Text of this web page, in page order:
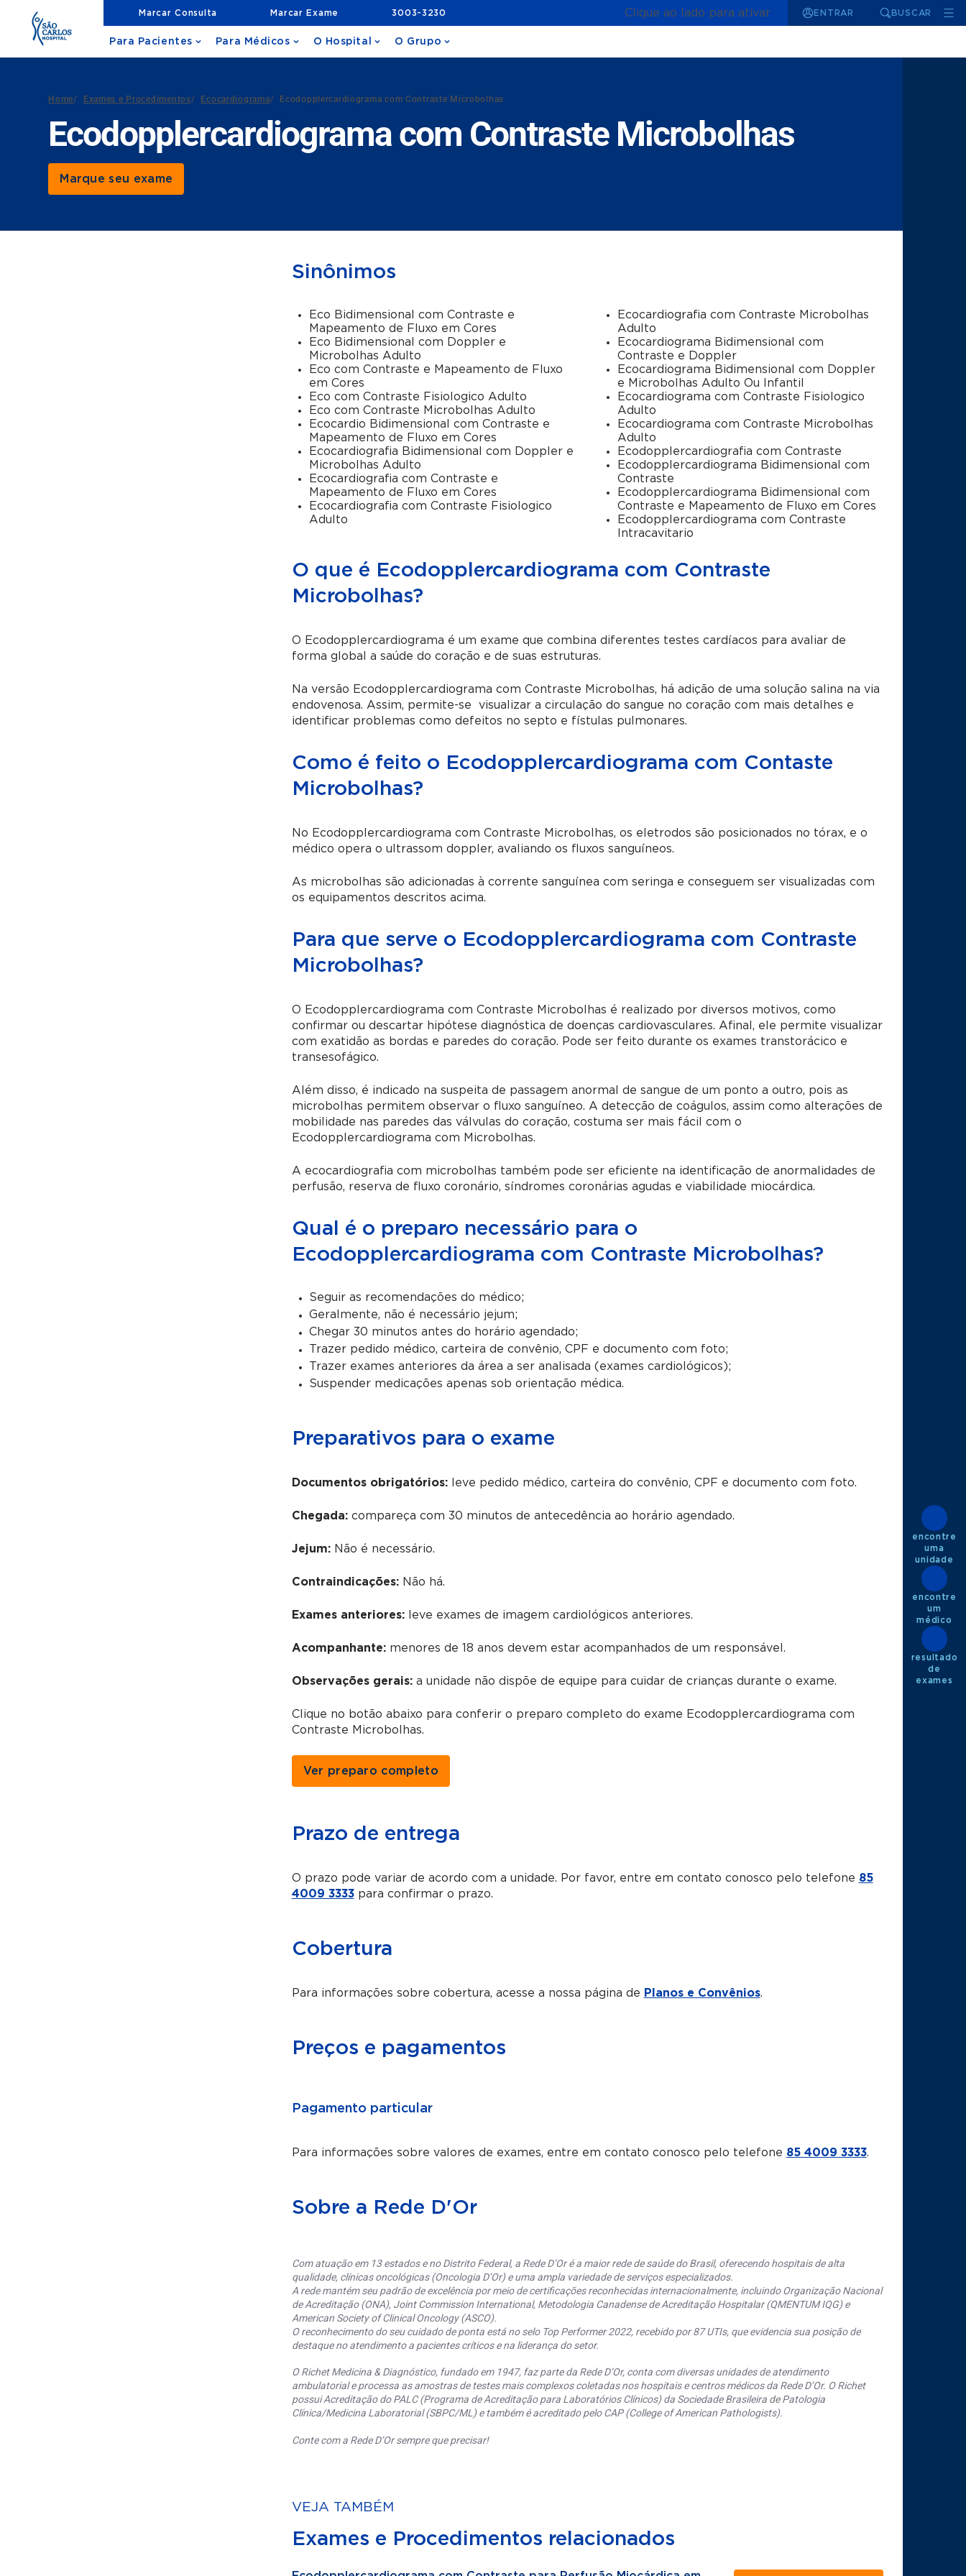
Marcar Consulta Marcar Exame 3003-3230 Clique ao lado para ativar ENTRAR BUSCAR
Para Pacientes Para Médicos O Hospital O Grupo
Home/ Exames e Procedimentos/ Ecocardiograma/ Ecodopplercardiograma com Contraste Microbolhas
Ecodopplercardiograma com Contraste Microbolhas
Marque seu exame
Sinônimos
Eco Bidimensional com Contraste e
Mapeamento de Fluxo em Cores
Eco Bidimensional com Doppler e
Microbolhas Adulto
Eco com Contraste e Mapeamento de Fluxo
em Cores
Eco com Contraste Fisiologico Adulto
Eco com Contraste Microbolhas Adulto
Ecocardio Bidimensional com Contraste e
Mapeamento de Fluxo em Cores
Ecocardiografia Bidimensional com Doppler e
Microbolhas Adulto
Ecocardiografia com Contraste e
Mapeamento de Fluxo em Cores
Ecocardiografia com Contraste Fisiologico
Adulto
Ecocardiografia com Contraste Microbolhas
Adulto
Ecocardiograma Bidimensional com
Contraste e Doppler
Ecocardiograma Bidimensional com Doppler
e Microbolhas Adulto Ou Infantil
Ecocardiograma com Contraste Fisiologico
Adulto
Ecocardiograma com Contraste Microbolhas
Adulto
Ecodopplercardiografia com Contraste
Ecodopplercardiograma Bidimensional com
Contraste
Ecodopplercardiograma Bidimensional com
Contraste e Mapeamento de Fluxo em Cores
Ecodopplercardiograma com Contraste
Intracavitario
O que é Ecodopplercardiograma com Contraste
Microbolhas?
O Ecodopplercardiograma é um exame que combina diferentes testes cardíacos para avaliar de
forma global a saúde do coração e de suas estruturas.
Na versão Ecodopplercardiograma com Contraste Microbolhas, há adição de uma solução salina na via
endovenosa. Assim, permite-se visualizar a circulação do sangue no coração com mais detalhes e
identificar problemas como defeitos no septo e fístulas pulmonares.
Como é feito o Ecodopplercardiograma com Contaste
Microbolhas?
No Ecodopplercardiograma com Contraste Microbolhas, os eletrodos são posicionados no tórax, e o
médico opera o ultrassom doppler, avaliando os fluxos sanguíneos.
As microbolhas são adicionadas à corrente sanguínea com seringa e conseguem ser visualizadas com
os equipamentos descritos acima.
Para que serve o Ecodopplercardiograma com Contraste
Microbolhas?
O Ecodopplercardiograma com Contraste Microbolhas é realizado por diversos motivos, como
confirmar ou descartar hipótese diagnóstica de doenças cardiovasculares. Afinal, ele permite visualizar
com exatidão as bordas e paredes do coração. Pode ser feito durante os exames transtorácico e
transesofágico.
Além disso, é indicado na suspeita de passagem anormal de sangue de um ponto a outro, pois as
microbolhas permitem observar o fluxo sanguíneo. A detecção de coágulos, assim como alterações de
mobilidade nas paredes das válvulas do coração, costuma ser mais fácil com o
Ecodopplercardiograma com Microbolhas.
A ecocardiografia com microbolhas também pode ser eficiente na identificação de anormalidades de
perfusão, reserva de fluxo coronário, síndromes coronárias agudas e viabilidade miocárdica.
Qual é o preparo necessário para o
Ecodopplercardiograma com Contraste Microbolhas?
Seguir as recomendações do médico;
Geralmente, não é necessário jejum;
Chegar 30 minutos antes do horário agendado;
Trazer pedido médico, carteira de convênio, CPF e documento com foto;
Trazer exames anteriores da área a ser analisada (exames cardiológicos);
Suspender medicações apenas sob orientação médica.
Preparativos para o exame
Documentos obrigatórios:leve pedido médico, carteira do convênio, CPF e documento com foto.
Chegada:compareça com 30 minutos de antecedência ao horário agendado.
Jejum:Não é necessário.
Contraindicações:Não há.
Exames anteriores:leve exames de imagem cardiológicos anteriores.
Acompanhante:menores de 18 anos devem estar acompanhados de um responsável.
Observações gerais:a unidade não dispõe de equipe para cuidar de crianças durante o exame.
Clique no botão abaixo para conferir o preparo completo do exame Ecodopplercardiograma com
Contraste Microbolhas.
Ver preparo completo
Prazo de entrega
O prazo pode variar de acordo com a unidade. Por favor, entre em contato conosco pelo telefone 85
4009 3333para confirmar o prazo.
Cobertura
Para informações sobre cobertura, acesse a nossa página de Planos e Convênios.
Preços e pagamentos
Pagamento particular
Para informações sobre valores de exames, entre em contato conosco pelo telefone 85 4009 3333.
Sobre a Rede D'Or
Com atuação em 13 estados e no Distrito Federal, a Rede D’Or é a maior rede de saúde do Brasil, oferecendo hospitais de alta
qualidade, clínicas oncológicas (Oncologia D’Or) e uma ampla variedade de serviços especializados.
A rede mantém seu padrão de excelência por meio de certificações reconhecidas internacionalmente, incluindo Organização Nacional
de Acreditação (ONA), Joint Commission International, Metodologia Canadense de Acreditação Hospitalar (QMENTUM IQG) e
American Society of Clinical Oncology (ASCO).
O reconhecimento do seu cuidado de ponta está no selo Top Performer 2022, recebido por 87 UTIs, que evidencia sua posição de
destaque no atendimento a pacientes críticos e na liderança do setor.
O Richet Medicina & Diagnóstico, fundado em 1947, faz parte da Rede D’Or, conta com diversas unidades de atendimento
ambulatorial e processa as amostras de testes mais complexos coletadas nos hospitais e centros médicos da Rede D’Or. O Richet
possui Acreditação do PALC (Programa de Acreditação para Laboratórios Clínicos) da Sociedade Brasileira de Patologia
Clínica/Medicina Laboratorial (SBPC/ML) e também é acreditado pelo CAP (College of American Pathologists).
Conte com a Rede D’Or sempre que precisar!
VEJA TAMBÉM
Exames e Procedimentos relacionados
encontre
uma
unidade
encontre
um
médico
resultado
de
exames